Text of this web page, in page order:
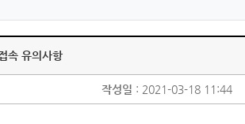
속 유의사항
작성일 : 2021-03-18 11:44